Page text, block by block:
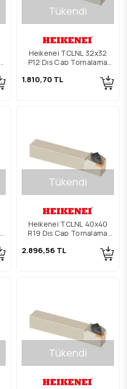
Tükendi
Heikenei TCLNL 32x32
P12 Dış Çap Tornalama
1.810,70 TL
Tükendi
Heikenei TCLNL 40x40
R19 Dış Çap Tornalama
2.896,56 TL
Tükendi